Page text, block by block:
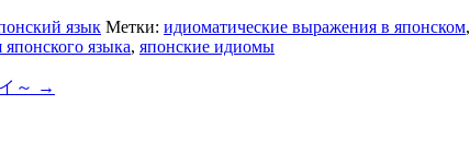
язык Метки: идиоматические выражения в японском,
языка, японские идиомы
～ →